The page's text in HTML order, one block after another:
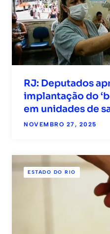
RJ: Deputados
implantação do
em unidades de
NOVEMBRO 27, 2025
ESTADO DO RIO